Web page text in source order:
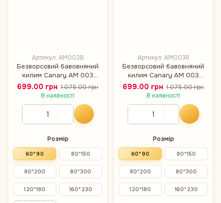
Артикул: AM003B
Безворсовий бавовняний
килим Canary AM 003
синій/коричневий, 60×90
см
699.00 грн 1 075.00 грн
В наявності
Розмір
60*90 80*150
80*200 80*300
120*180 160*230
Артикул: AM003R
Безворсовий бавовняний
килим Canary AM 003
червоний/коричневий,
60×90 см
699.00 грн 1 075.00 грн
В наявності
Розмір
60*90 80*150
80*200 80*300
120*180 160*230